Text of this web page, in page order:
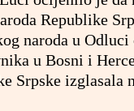
Republike
naroda u
u Bosni i
Srpske izglasala